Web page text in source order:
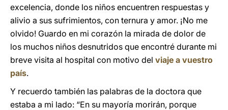
excelencia, donde los niños encuentren respuestas y
alivio a sus sufrimientos, con ternura y amor. ¡No me
olvido! Guardo en mi corazón la mirada de dolor de
los muchos niños desnutridos que encontré durante mi
breve visita al hospital con motivo del viaje a vuestro
país.
Y recuerdo también las palabras de la doctora que
estaba a mi lado: “En su mayoría morirán, porque